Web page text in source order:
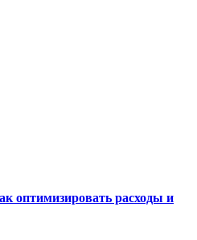
оптимизировать расходы и